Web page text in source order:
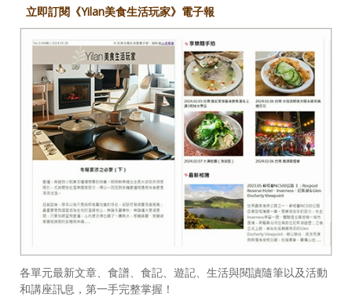
立即訂閱《Yilan美食生活玩家》電子報
各單元最新文章、食譜、食記、遊記、生活與閱讀隨筆以及活動
和講座訊息，第一手完整掌握！